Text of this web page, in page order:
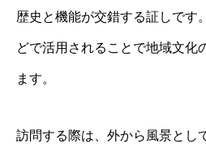
歴史と機能が交錯する証しです
どで活用されることで地域文化
ます。
訪問する際は、外から風景とし